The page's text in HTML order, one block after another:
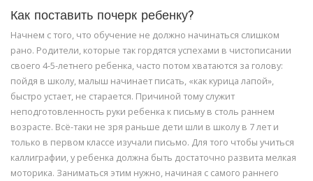
Как поставить почерк ребенку?
Начнем с того, что обучение не должно начинаться слишком
рано. Родители, которые так гордятся успехами в чистописании
своего 4-5-летнего ребенка, часто потом хватаются за голову:
пойдя в школу, малыш начинает писать, «как курица лапой»,
быстро устает, не старается. Причиной тому служит
неподготовленность руки ребенка к письму в столь раннем
возрасте. Всё-таки не зря раньше дети шли в школу в 7 лет и
только в первом классе изучали письмо. Для того чтобы учиться
каллиграфии, у ребенка должна быть достаточно развита мелкая
моторика. Заниматься этим нужно, начиная с самого раннего